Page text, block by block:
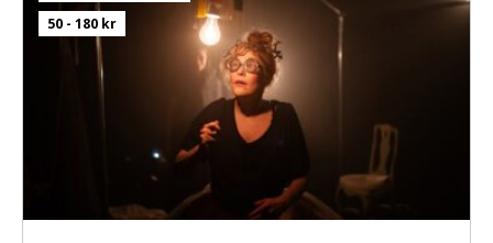
50 - 180 kr